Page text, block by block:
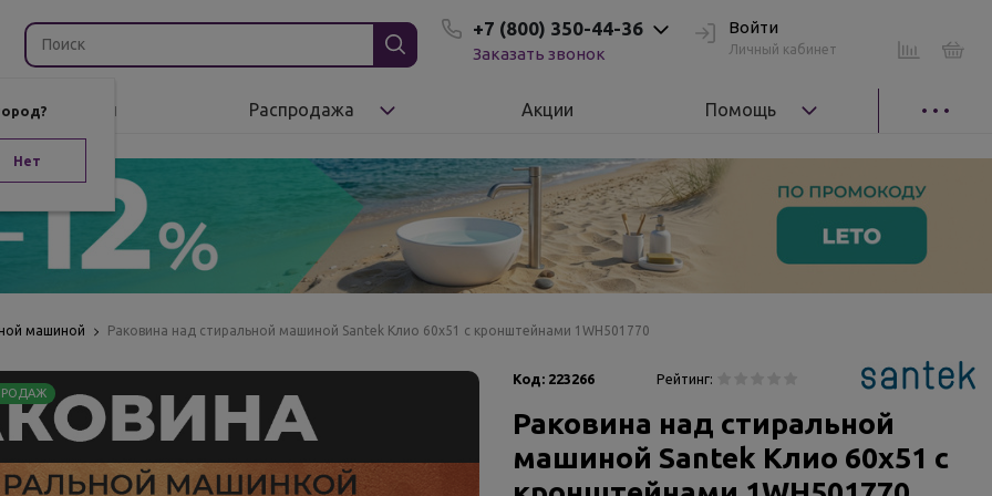
Нет
+7 (800) 350-44-36
Заказать звонок
Войти
Личный кабинет
Бренды Распродажа Акции Помощь
машиной Раковина над стиральной машиной Santek Клио 60х51 с кронштейнами 1WH501770
Код: 223266 Рейтинг:
Раковина над стиральной
машиной Santek Клио 60х51 с